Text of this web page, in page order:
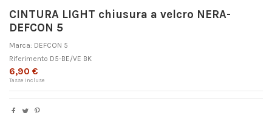
CINTURA LIGHT chiusura a velcro NERA-
DEFCON 5
Marca: DEFCON 5
Riferimento D5-BE/VE BK
6,90 €
Tasse incluse